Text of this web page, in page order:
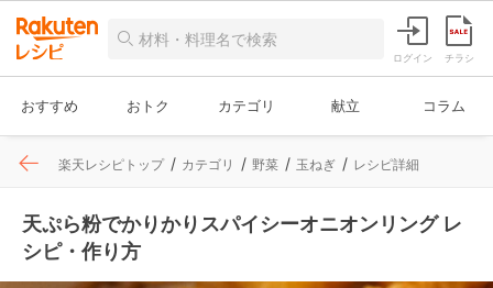
ログイン チラシ
おすすめ おトク カテゴリ 献立 コラム
楽天レシピトップ カテゴリ 野菜 玉ねぎ レシピ詳細
天ぷら粉でかりかりスパイシーオニオンリング レ
シピ・作り方